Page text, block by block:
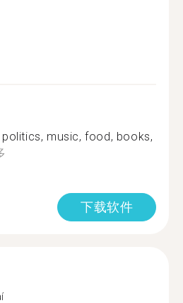
music, food, books,
下载软件